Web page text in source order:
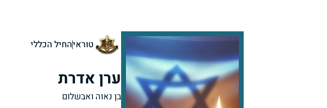
טוראיהחיל הכללי
ערן אדרת
בן נאוה ואבשלום